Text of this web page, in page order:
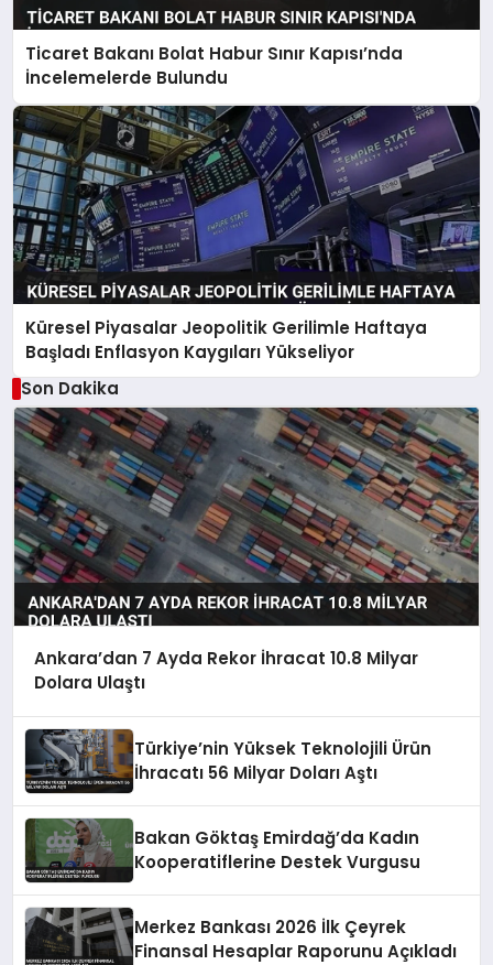
Ticaret Bakanı Bolat Habur Sınır Kapısı’nda
İncelemelerde Bulundu
Küresel Piyasalar Jeopolitik Gerilimle Haftaya
Başladı Enflasyon Kaygıları Yükseliyor
Son Dakika
Ankara’dan 7 Ayda Rekor İhracat 10.8 Milyar
Dolara Ulaştı
Türkiye’nin Yüksek Teknolojili Ürün
İhracatı 56 Milyar Doları Aştı
Bakan Göktaş Emirdağ’da Kadın
Kooperatiflerine Destek Vurgusu
Merkez Bankası 2026 İlk Çeyrek
Finansal Hesaplar Raporunu Açıkladı